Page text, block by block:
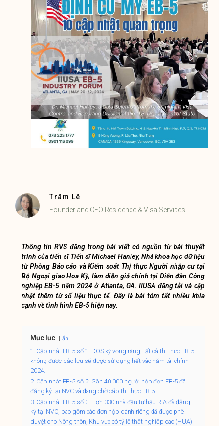
Trâm Lê
Founder and CEO Residence & Visa Services
Thông tin RVS đăng trong bài viết có nguồn từ bài thuyết
trình của tiến sĩTiến sĩ Michael Hanley, Nhà khoa học dữ liệu
từ Phòng Báo cáo và Kiểm soát Thị thực Người nhập cư tại
Bộ Ngoại giao Hoa Kỳ, làm diễn giả chính tại Diễn đàn Công
nghiệp EB-5 năm 2024ở Atlanta, GA. IIUSA đăng tải và cập
nhật thêm từ số liệu thực tế. Đây là bài tóm tắt nhiều khía
cạnh về tình hình EB-5 hiện nay.
Mục lục ẩn
1 Cập nhật EB-5 số 1: DOS kỳ vọng rằng, tất cả thị thực EB-5
không được bảo lưu sẽ được sử dụng hết vào năm tài chính
2024.
2 Cập nhật EB-5 số 2: Gần 40.000 người nộp đơn EB-5 đã
đăng ký tại NVC và đang chờ cấp thị thực EB-5.
3 Cập nhật EB-5 số 3: Hơn 330 nhà đầu tư hậu RIA đã đăng
ký tại NVC, bao gồm các đơn nộp dành riêng đã được phê
duyệt cho Nông thôn, Khu vực có tỷ lệ thất nghiệp cao (HUA)